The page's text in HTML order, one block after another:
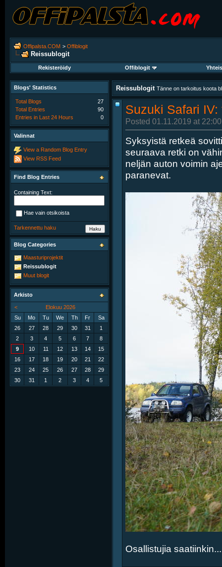
Offipalsta.COM > Offiblogit
Reissublogit
Rekisteröidy Offiblogit
Reissublogit Tänne on tarkoitus koota
Suzuki Safari
Posted 01.11.2019 at
Syksyistä retkeä
seuraava retki on
neljän auton voimin
paranevat.
Osallistujia saatiinkin...
Blogs' Statistics
Total Blogs
27
Total Entries
90
Entries in Last 24 Hours
0
Valinnat
View a Random Blog Entry
View RSS Feed
Find Blog Entries
Containing Text:
Hae vain otsikoista
Tarkennettu haku
Blog Categories
Maasturiprojektit
Reissublogit
Muut blogit
Arkisto
<
Elokuu 2026
Su
Mo Tu We Th Fr
Sa
26
27 28 29 30 31
1
2
3 4 5 6 7
8
9
10 11 12 13 14
15
16
17 18 19 20 21
22
23
24 25 26 27 28
29
30
31 1 2 3 4 5